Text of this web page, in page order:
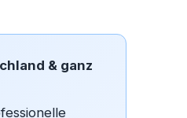
& ganz